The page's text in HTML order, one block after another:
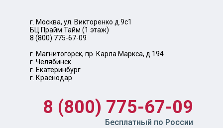
г. Москва, ул. Викторенко д.9с1
БЦ Прайм Тайм (1 этаж)
8 (800) 775-67-09
г. Магнитогорск, пр. Карла Маркса, д.194
г. Челябинск
г. Екатеринбург
г. Краснодар
8 (800) 775-67-09
Бесплатный по России